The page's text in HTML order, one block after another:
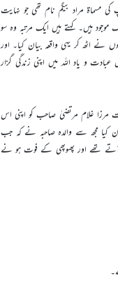
مراد بیگم نام تھی جو نہایت
ہیں۔ کہتے ہیں ایک مرتبہ وہ سو
نے اٹھ کر یہی واقعہ بیان کیا۔ اور
و یاد اللہ میں اپنی زندگی گزار
مرزا غلام مرتضیٰ صاحب کو اپنی اس
کیا مجھ سے والدہ صاحبہ نے کہ جب
آتے تھے اور پھوپھی کے فوت ہو نے